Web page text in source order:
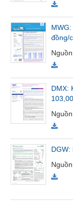
đồng/
Nguồn
DMX:
Nguồn
DGW:
Nguồn
BẤT
ĐỘNG
SẢN
Mã
chứng
khoán
Tất cả Cổ
Lãnh
đạo
(-)